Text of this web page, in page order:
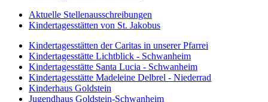
Aktuelle Stellenausschreibungen
Kindertagesstätten von St. Jakobus
Kindertagesstätten der Caritas in unserer Pfarrei
Kindertagesstätte Lichtblick - Schwanheim
Kindertagesstätte Santa Lucia - Schwanheim
Kindertagesstätte Madeleine Delbrel - Niederrad
Kinderhaus Goldstein
Jugendhaus Goldstein-Schwanheim